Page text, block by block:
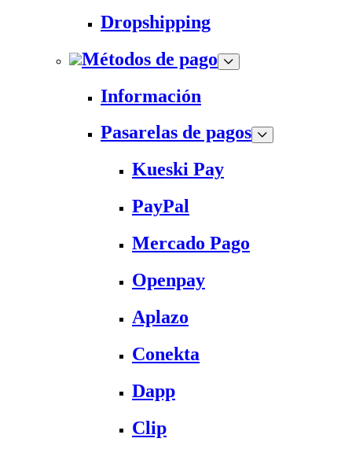
Dropshipping
Métodos de pago
Información
Pasarelas de pagos
Kueski Pay
PayPal
Mercado Pago
Openpay
Aplazo
Conekta
Dapp
Clip